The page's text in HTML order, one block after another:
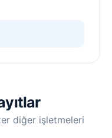
diğer işletmeleri